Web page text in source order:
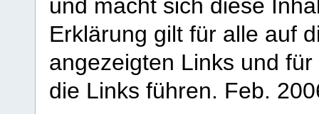
und macht sich diese
Erklärung gilt für alle auf
angezeigten Links und
die Links führen. Feb.